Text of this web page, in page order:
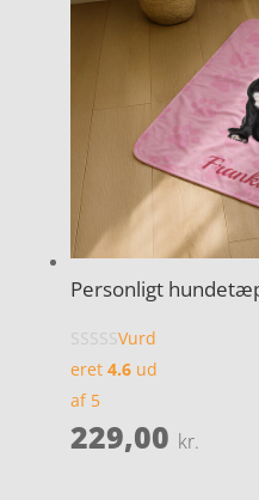
Personligt
Vurd
eret 4.6ud
af 5
229,00 kr.